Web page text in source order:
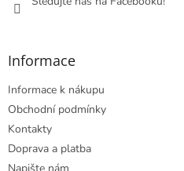
Informace
Informace k nákupu
Obchodní podmínky
Kontakty
Doprava a platba